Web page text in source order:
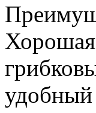
Хорошая
удобный